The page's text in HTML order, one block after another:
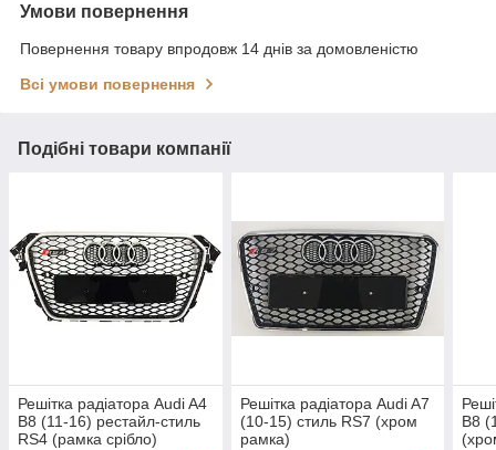
Умови повернення
Повернення товару впродовж 14 днів за домовленістю
Всі умови повернення
Подібні товари компанії
Решітка радіатора Audi A4
B8 (11-16) рестайл-стиль
RS4 (рамка срібло)
Решітка радіатора Audi A7
(10-15) стиль RS7 (хром
рамка)
B8